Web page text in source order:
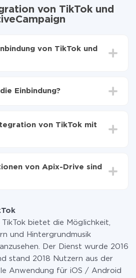
von TikTok und
von TikTok und
übertragen
übertragen
Einbindung?
es 10-15 Minuten.von TikTok mit
die über unseren
auf ein anderes übertragen
zu
von Apix-Drive sind
TikTok bietet die Möglichkeit,
und Hintergrundmusik
Der Dienst wurde 2016
stand 2018 Nutzern aus der
Anwendung für iOS / Android